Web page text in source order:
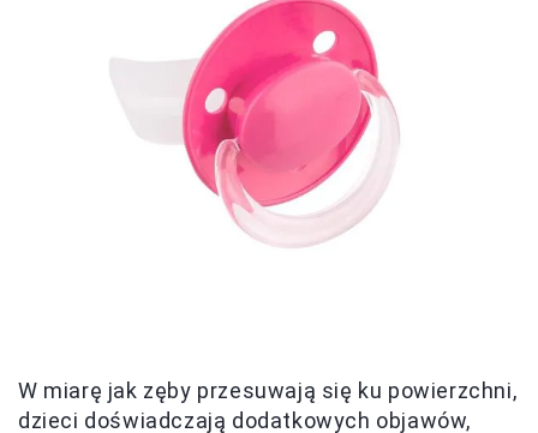
W miarę jak zęby przesuwają się ku powierzchni,
dzieci doświadczają dodatkowych objawów,